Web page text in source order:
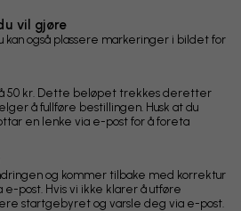
vil gjøre
kan også plassere markeringer i bildet for
50 kr. Dette beløpet trekkes deretter
å fullføre bestillingen. Husk at du
en lenke via e-post for å foreta
og kommer tilbake med korrektur
post. Hvis vi ikke klarer å utføre
startgebyret og varsle deg via e-post.